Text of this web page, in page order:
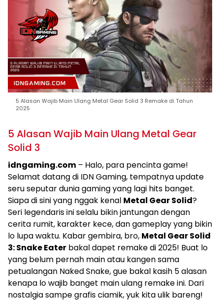
5 Alasan Wajib Main Ulang Metal Gear Solid 3 Remake di Tahun
2025
5 Alasan Wajib Main Ulang Metal Gear
Solid 3
idngaming.com – Halo, para pencinta game!
Selamat datang di IDN Gaming, tempatnya update
seru seputar dunia gaming yang lagi hits banget.
Siapa di sini yang nggak kenal Metal Gear Solid?
Seri legendaris ini selalu bikin jantungan dengan
cerita rumit, karakter kece, dan gameplay yang bikin
lo lupa waktu. Kabar gembira, bro, Metal Gear Solid
3: Snake Eater bakal dapet remake di 2025! Buat lo
yang belum pernah main atau kangen sama
petualangan Naked Snake, gue bakal kasih 5 alasan
kenapa lo wajib banget main ulang remake ini. Dari
nostalgia sampe grafis ciamik, yuk kita ulik bareng!